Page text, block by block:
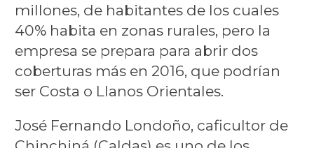
millones, de habitantes de los cuales
40% habita en zonas rurales, pero la
empresa se prepara para abrir dos
coberturas más en 2016, que podrían
ser Costa o Llanos Orientales.
José Fernando Londoño, caficultor de